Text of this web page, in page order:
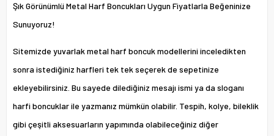
Şık Görünümlü Metal Harf Boncukları Uygun Fiyatlarla Beğeninize
Sunuyoruz!
Sitemizde yuvarlak metal harf boncuk modellerini inceledikten
sonra istediğiniz harfleri tek tek seçerek de sepetinize
ekleyebilirsiniz. Bu sayede dilediğiniz mesajı ismi ya da sloganı
harfi boncuklar ile yazmanız mümkün olabilir. Tespih, kolye, bileklik
gibi çeşitli aksesuarların yapımında olabileceğiniz diğer